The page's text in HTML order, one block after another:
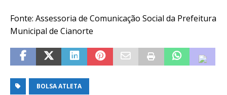
Fonte: Assessoria de Comunicação Social da Prefeitura
Municipal de Cianorte
BOLSA ATLETA